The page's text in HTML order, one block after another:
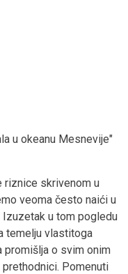
u okeanu Mesnevije"
riznice skrivenom u
veoma često naići u
u tom pogledu
temelju vlastitoga
promišlja o svim onim
Pomenuti